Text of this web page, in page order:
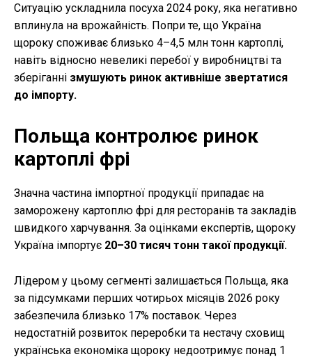
Ситуацію ускладнила посуха 2024 року, яка негативно
вплинула на врожайність. Попри те, що Україна
щороку споживає близько 4–4,5 млн тонн картоплі,
навіть відносно невеликі перебої у виробництві та
зберіганні змушують ринок активніше звертатися
до імпорту.
Польща контролює ринок
картоплі фрі
Значна частина імпортної продукції припадає на
заморожену картоплю фрі для ресторанів та закладів
швидкого харчування. За оцінками експертів, щороку
Україна імпортує 20–30 тисяч тонн такої продукції.
Лідером у цьому сегменті залишається Польща, яка
за підсумками перших чотирьох місяців 2026 року
забезпечила близько 17% поставок. Через
недостатній розвиток переробки та нестачу сховищ
українська економіка щороку недоотримує понад 1